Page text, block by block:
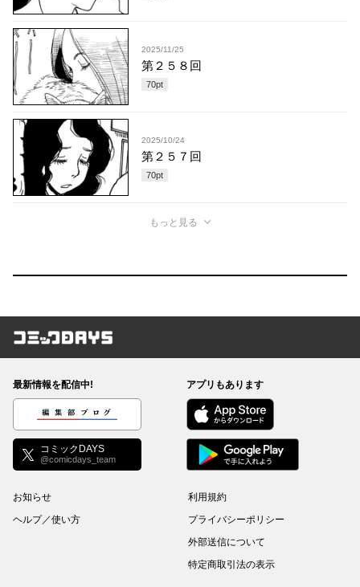
2025/11/25
第２５８回
70pt
2025/10/24
第２５７回
70pt
もっと見る
コミックDAYS
最新情報を配信中!
編集部ブログ
コミックDAYS
@comicdays_team
アプリもあります
お知らせ
ヘルプ／使い方
利用規約
プライバシーポリシー
外部送信について
特定商取引法の表示